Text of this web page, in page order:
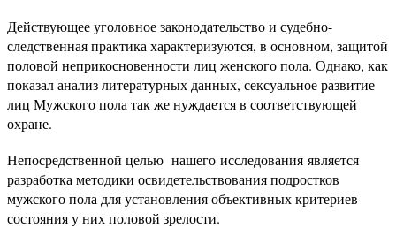
Действующее уголовное законодательство и судебно-
следственная практика характеризуются, в основном, защитой
половой неприкосновенности лиц женского пола. Однако, как
показал анализ литературных данных, сексуальное развитие
лиц Мужского пола так же нуждается в соответствующей
охране.
Непосредственной целью нашего исследования является
разработка методики освидетельствования подростков
мужского пола для установления объективных критериев
состояния у них половой зрелости.